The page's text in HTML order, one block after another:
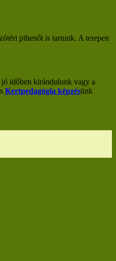
pihenőt is tartunk. A terepen
időben kirándulunk vagy a
Kertpedagógia képzésünk